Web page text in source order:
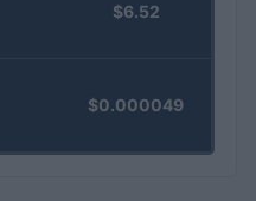
$6.52
$0.000049